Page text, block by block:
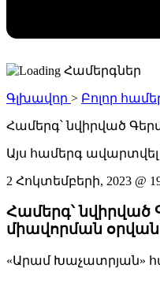
Գլխավոր > Բոլոր
Համերգ՝ նվիրված
Այս համերգ ավարտվել
2 Հոկտեմբերի, 2023 @
Համերգ՝ նվիրված
միավորման օրվան
«Արամ Խաչատրյան»